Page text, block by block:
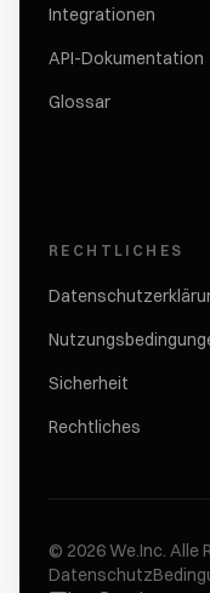
Integrationen
API-Dokumentation
Glossar
RECHTLICHES
Sicherheit
Rechtliches
© 2026We.Inc. Alle
Datenschutz